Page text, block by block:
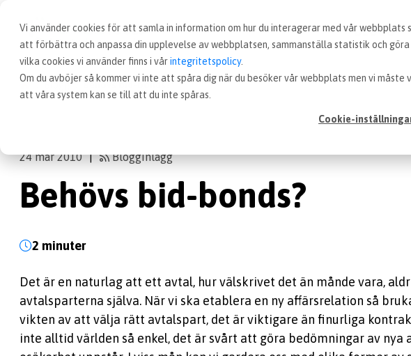
Vi använder cookies för att samla in information om hur du interagerar med vår
att förbättra och anpassa din upplevelse av webbplatsen, sammanställa statistik och
vilka cookies vi använder finns i vårintegritetspolicy.
Om du avböjer så kommer vi inte att spåra dig när du besöker vår webbplats men vi
att våra system kan se till att du inte spåras.
Cookie-
BLOGG
Blogg Behövs bid-bonds?
24 mar 2010 | Blogginlägg
Behövs bid-bonds?
2 minuter
Det är en naturlag att ett avtal, hur välskrivet det än månde vara,
avtalsparterna själva. När vi ska etablera en ny affärsrelation så
vikten av att välja rätt avtalspart, det är viktigare än finurliga
inte alltid världen så enkel, det är svårt att göra bedömningar av nya